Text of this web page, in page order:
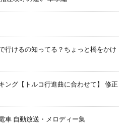
行けるの知ってる？ちょっと橋をかけ
ング【トルコ行進曲に合わせて】 修正
車 自動放送・メロディー集